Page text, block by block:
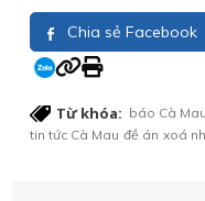
Chia sẻ Facebook
Từ khóa: báo Cà Mau
tin tức Cà Mau đề án xoá